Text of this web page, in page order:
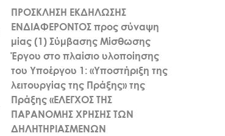
ΠΡΟΣΚΛΗΣΗ ΕΚΔΗΛΩΣΗΣ
ΕΝΔΙΑΦΕΡΟΝΤΟΣ προς σύναψη
μίας (1) Σύμβασης Μίσθωσης
Έργου στο πλαίσιο υλοποίησης
του Υποέργου 1: «Υποστήριξη της
λειτουργίας της Πράξης» της
Πράξης «ΕΛΕΓΧΟΣ ΤΗΣ
ΠΑΡΑΝΟΜΗΣ ΧΡΗΣΗΣ ΤΩΝ
ΔΗΛΗΤΗΡΙΑΣΜΕΝΩΝ